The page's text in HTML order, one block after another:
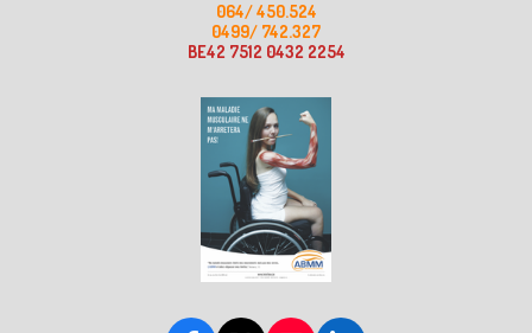
064/ 450.524
0499/ 742.327
BE42 7512 0432 2254